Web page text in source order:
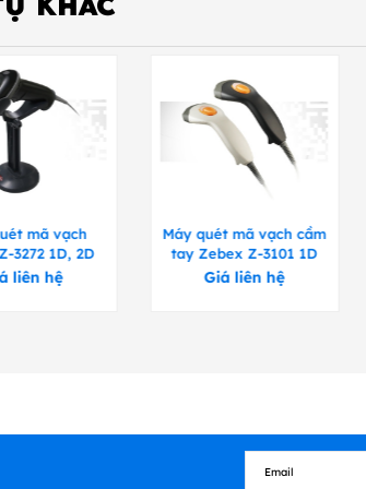
mã vạch
3272 1D, 2D
liên hệ
Máy quét mã vạch cầm
tay Zebex Z-3101 1D
Giá liên hệ